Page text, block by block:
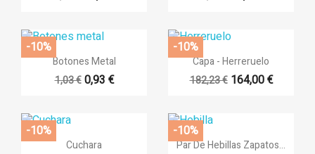
 Vista rápida
Botones Metal
1,03 € 0,93 €
-10%
 Vista rápida
Capa - Herreruelo
182,23 € 164,00 €
-10%
 Vista rápida
Cuchara
-10%
 Vista rápida
Par De Hebillas Zapatos...
-10%